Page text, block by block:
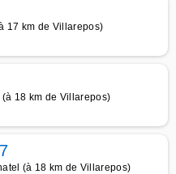
17 km de Villarepos)
18 km de Villarepos)
(à 18 km de Villarepos)